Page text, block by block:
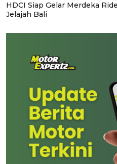
HDCI Siap Gelar Merdeka
Jelajah Bali